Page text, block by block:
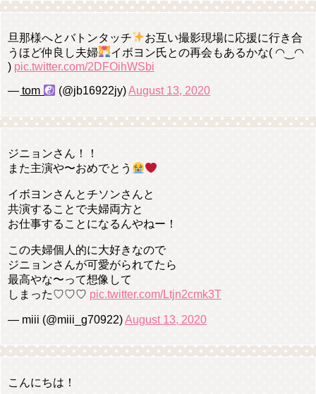
旦那様へとバトンタッチ
お互い撮影現場に応援に行き合
うほど仲良し夫婦
イボヨン氏との再会もあるかな( ◠‿◠
) pic.twitter.com/2DFOihWSbi
— t͟o͟m͟ ︎︎ (@jb16922jy)August 13, 2020
ジニョンさん！！
また主演や〜おめでとう
イボヨンさんとチソンさんと
共演することで夫婦両方と
お仕事することになるんやねー！
この夫婦個人的に大好きなので
ジニョンさんが可愛がられてたら
最高やな〜って想像して
しまった♡♡♡ pic.twitter.com/Ltjn2cmk3T
— miii (@miii_g70922)August 13, 2020
こんにちは！